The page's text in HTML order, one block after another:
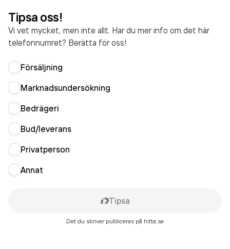
Tipsa oss!
Vi vet mycket, men inte allt. Har du mer info om det här
telefonnumret? Berätta för oss!
Försäljning
Marknadsundersökning
Bedrägeri
Bud/leverans
Privatperson
Annat
Tipsa
Det du skriver publiceras på hitta.se